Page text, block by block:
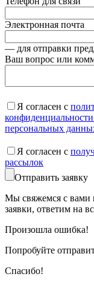
Электронная почта
— для отправки
Ваш вопрос или
Я согласен с
персональных
Я согласен с
рассылок
Отправить заявку
Мы свяжемся с вами
заявки, ответим на
Произошла ошибка!
Попробуйте
Спасибо!